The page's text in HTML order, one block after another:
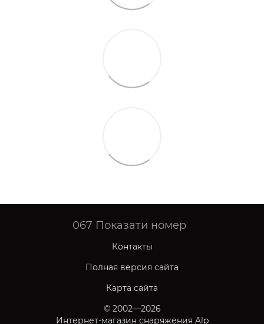
067 Показати номер
Контакты
Полная версия сайта
Карта сайта
© 2002—2026
Интернет-магазин снаряжения Alp